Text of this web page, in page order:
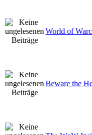
World of
Beware the